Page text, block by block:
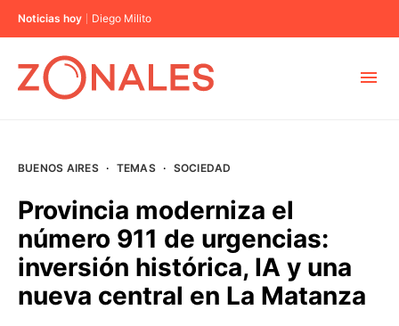
Noticias hoy Diego Milito
BUENOS AIRES
PROVINCIAS
BUENOS AIRES · TEMAS · SOCIEDAD
Provincia moderniza el
número 911 de urgencias:
inversión histórica, IA y una
nueva central en La Matanza